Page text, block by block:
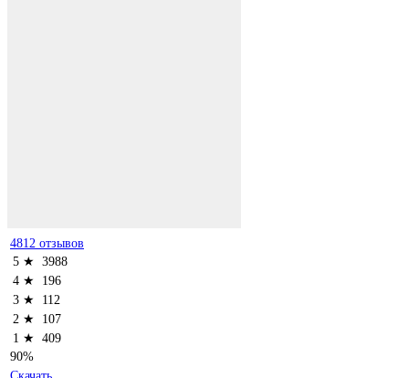
4812 отзывов
5 ★ 3988
4 ★
196
3 ★
112
2 ★
107
1 ★ 409
90%